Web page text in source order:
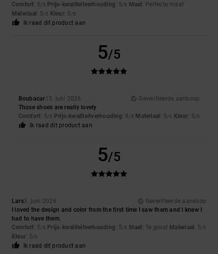
Comfort: 5/5 Prijs-kwaliteitverhouding: 5/5 Maat: Perfecte maat
Materiaal : 5/5 Kleur: 5 /5
Ik raad dit product aan
5/5
Boubacar15. juni 2026
Geverifieerde aankoop
Those shoes are really lovely
Comfort: 5/5 Prijs-kwaliteitverhouding: 5 /5 Materiaal : 5/5 Kleur: 5/5
Ik raad dit product aan
5/5
Lars3. juni 2026
Geverifieerde aankoop
I loved the design and color from the first time I saw them and I knew I
had to have them.
Comfort: 5/5 Prijs-kwaliteitverhouding: 5/5 Maat: Te groot Materiaal : 5/5
Kleur: 5/5
Ik raad dit product aan